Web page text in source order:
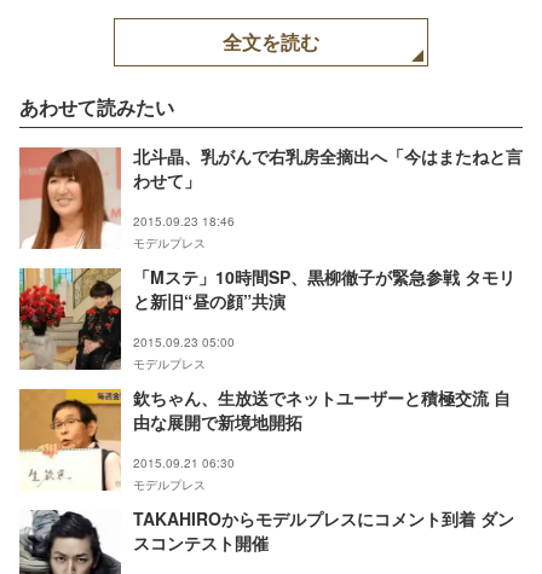
全文を読む
あわせて読みたい
北斗晶、乳がんで右乳房全摘出へ「今はまたねと言
わせて」
2015.09.23 18:46
モデルプレス
「Mステ」10時間SP、黒柳徹子が緊急参戦 タモリ
と新旧“昼の顔”共演
2015.09.23 05:00
モデルプレス
欽ちゃん、生放送でネットユーザーと積極交流 自
由な展開で新境地開拓
2015.09.21 06:30
モデルプレス
TAKAHIROからモデルプレスにコメント到着 ダン
スコンテスト開催